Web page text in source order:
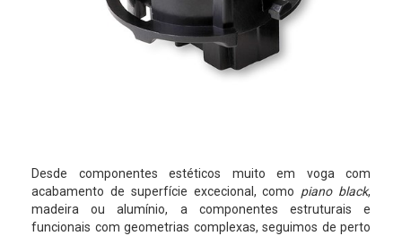
Desde componentes estéticos muito em voga com
acabamento de superfície excecional, como piano black,
madeira ou alumínio, a componentes estruturais e
funcionais com geometrias complexas, seguimos de perto